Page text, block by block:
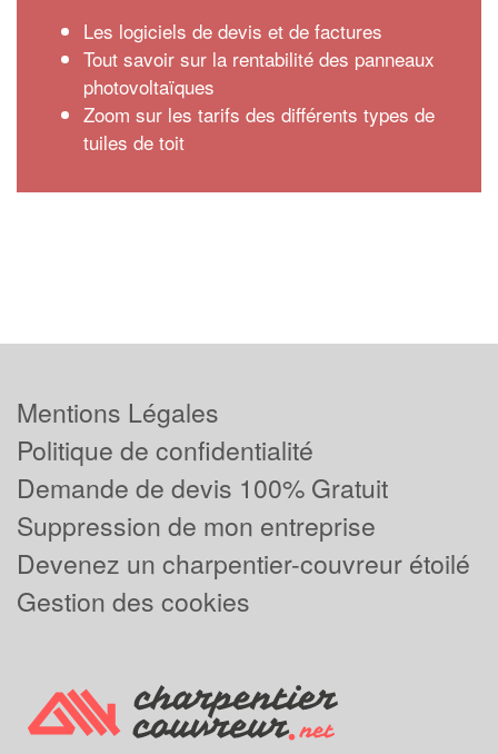
Les logiciels de devis et de factures
Tout savoir sur la rentabilité des panneaux
photovoltaïques
Zoom sur les tarifs des différents types de
tuiles de toit
Mentions Légales
Politique de confidentialité
Demande de devis 100% Gratuit
Suppression de mon entreprise
Devenez un charpentier-couvreur étoilé
Gestion des cookies